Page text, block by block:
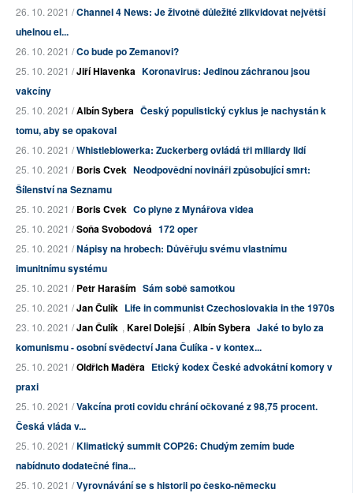
26. 10. 2021 /Channel 4 News: Je životně důležité zlikvidovat největší
uhelnou el...
26. 10. 2021 /Co bude po Zemanovi?
25. 10. 2021 /Jiří Hlavenka Koronavirus: Jedinou záchranou jsou
vakcíny
25. 10. 2021 /Albín Sybera Český populistický cyklus je nachystán k
tomu, aby se opakoval
26. 10. 2021 /Whistleblowerka: Zuckerberg ovládá tři miliardy lidí
25. 10. 2021 /Boris Cvek Neodpovědní novináři způsobující smrt:
Šílenství na Seznamu
25. 10. 2021 /Boris Cvek Co plyne z Mynářova videa
25. 10. 2021 /Soňa Svobodová 172 oper
25. 10. 2021 /Nápisy na hrobech: Důvěřuju svému vlastnímu
imunitnímu systému
25. 10. 2021 /Petr Haraším Sám sobě samotkou
25. 10. 2021 /Jan Čulík Life in communist Czechoslovakia in the 1970s
23. 10. 2021 /Jan Čulík , Karel Dolejší , Albín Sybera Jaké to bylo za
komunismu - osobní svědectví Jana Čulíka - v kontex...
25. 10. 2021 /Oldřich Maděra Etický kodex České advokátní komory v
praxi
25. 10. 2021 /Vakcína proti covidu chrání očkované z 98,75 procent.
Česká vláda v...
25. 10. 2021 /Klimatický summit COP26: Chudým zemím bude
nabídnuto dodatečné fina...
25. 10. 2021 /Vyrovnávání se s historii po česko-německu